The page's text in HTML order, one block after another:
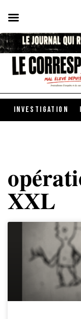
INVESTIGATION
XXL